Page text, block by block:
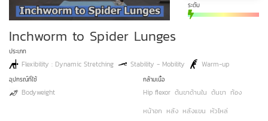
ระดับ
Inchworm to Spider Lunges
ประเภท
Flexibility : Dynamic Stretching Stability - Mobility Warm-up
อุปกรณ์ที่ใช้
Bodyweight
กล้ามเนื้อ
Hip flexor ต้นขาด้านใน ต้นขา ท้อง
หน้าอก หลัง หลังแขน หัวไหล่